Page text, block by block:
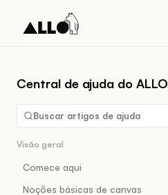
Central de ajuda do ALLO
Buscar artigos de ajuda
Visão geral
Comece aqui
Noções básicas de canvas